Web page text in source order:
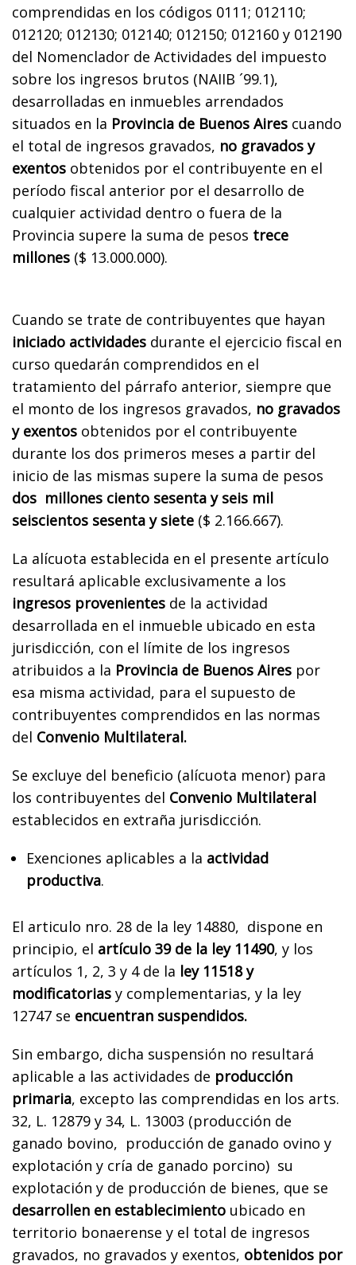
comprendidas en los códigos 0111; 012110;
012120; 012130; 012140; 012150; 012160 y 012190
del Nomenclador de Actividades del impuesto
sobre los ingresos brutos (NAIIB ´99.1),
desarrolladas en inmuebles arrendados
situados en la Provincia de Buenos Aires cuando
el total de ingresos gravados, no gravados y
exentos obtenidos por el contribuyente en el
período fiscal anterior por el desarrollo de
cualquier actividad dentro o fuera de la
Provincia supere la suma de pesos trece
millones ($ 13.000.000).
Cuando se trate de contribuyentes que hayan
iniciado actividades durante el ejercicio fiscal en
curso quedarán comprendidos en el
tratamiento del párrafo anterior, siempre que
el monto de los ingresos gravados, no gravados
y exentos obtenidos por el contribuyente
durante los dos primeros meses a partir del
inicio de las mismas supere la suma de pesos
dos millones ciento sesenta y seis mil
seiscientos sesenta y siete ($ 2.166.667).
La alícuota establecida en el presente artículo
resultará aplicable exclusivamente a los
ingresos provenientes de la actividad
desarrollada en el inmueble ubicado en esta
jurisdicción, con el límite de los ingresos
atribuidos a la Provincia de Buenos Aires por
esa misma actividad, para el supuesto de
contribuyentes comprendidos en las normas
del Convenio Multilateral.
Se excluye del beneficio (alícuota menor) para
los contribuyentes del Convenio Multilateral
establecidos en extraña jurisdicción.
Exenciones aplicables a la actividad
productiva.
El articulo nro. 28 de la ley 14880, dispone en
principio, el artículo 39 de la ley 11490, y los
artículos 1, 2, 3 y 4 de la ley 11518 y
modificatorias y complementarias, y la ley
12747 se encuentran suspendidos.
Sin embargo, dicha suspensión no resultará
aplicable a las actividades de producción
primaria, excepto las comprendidas en los arts.
32, L. 12879 y 34, L. 13003 (producción de
ganado bovino, producción de ganado ovino y
explotación y cría de ganado porcino) su
explotación y de producción de bienes, que se
desarrollen en establecimiento ubicado en
territorio bonaerense y el total de ingresos
gravados, no gravados y exentos, obtenidos por